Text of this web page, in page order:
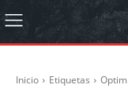
Inicio Etiquetas